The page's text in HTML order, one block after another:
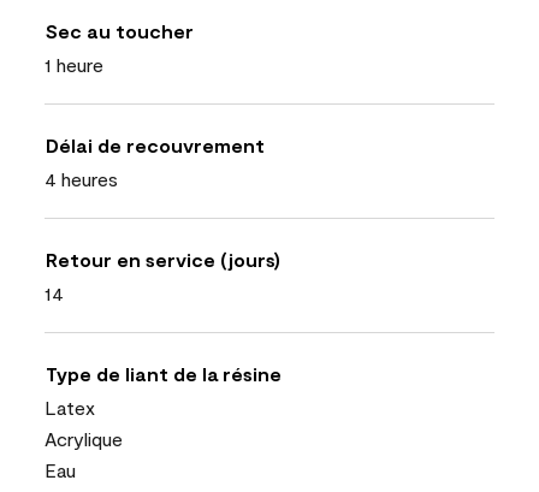
Sec au toucher
1 heure
Délai de recouvrement
4 heures
Retour en service (jours)
14
Type de liant de la résine
Latex
Acrylique
Eau